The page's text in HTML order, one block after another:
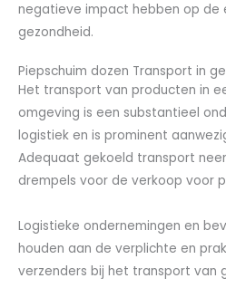
negatieve impact hebben op de
gezondheid.
Piepschuim dozen Transport in
Het transport van producten in
omgeving is een substantieel
logistiek en is prominent
Adequaat gekoeld transport
drempels voor de verkoop voor
Logistieke ondernemingen en
houden aan de verplichte en
verzenders bij het transport van